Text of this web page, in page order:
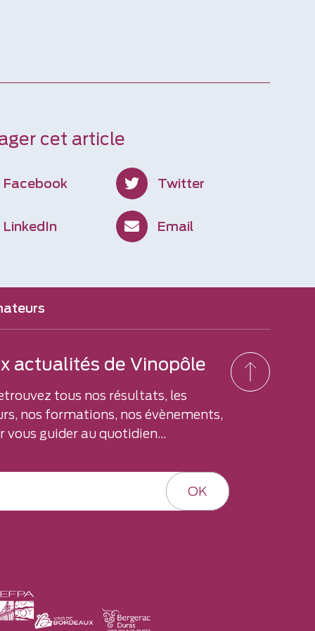
cet article
Facebook Twitter
LinkedIn Email
actualités de Vinopôle
tous nos résultats, les
nos formations, nos évènements,
vous guider au quotidien...
OK